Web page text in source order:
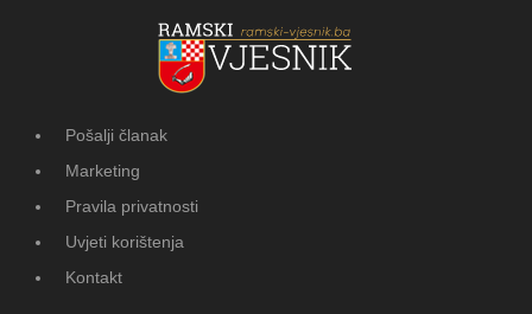
Pošalji članak
Marketing
Pravila privatnosti
Uvjeti korištenja
Kontakt